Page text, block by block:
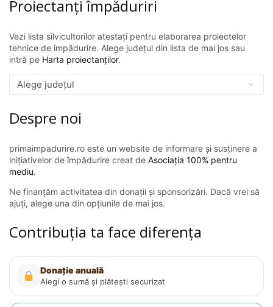
Proiectanți împăduriri
Vezi lista silvicultorilor atestați pentru elaborarea proiectelor
tehnice de împădurire. Alege județul din lista de mai jos sau
intră pe Harta proiectanților.
Despre noi
primaimpadurire.ro este un website de informare și susținere a
inițiativelor de împădurire creat de Asociația 100% pentru
mediu.
Ne finanțăm activitatea din donații și sponsorizări. Dacă vrei să
ajuți, alege una din opțiunile de mai jos.
Contribuția ta face diferența
Donație anuală
Alegi o sumă și plătești securizat